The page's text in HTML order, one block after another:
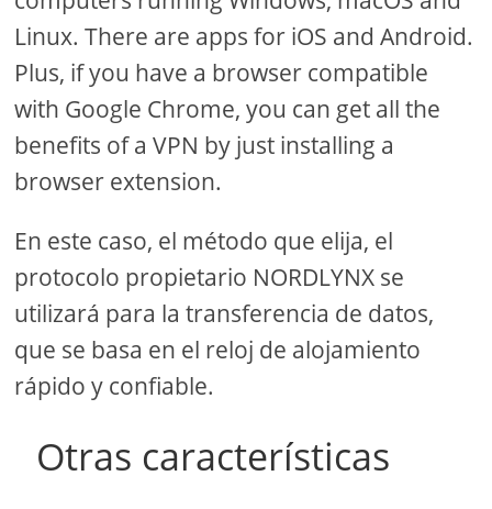
Linux. There are apps for iOS and Android.
Plus, if you have a browser compatible
with Google Chrome, you can get all the
benefits of a VPN by just installing a
browser extension.
En este caso, el método que elija, el
protocolo propietario NORDLYNX se
utilizará para la transferencia de datos,
que se basa en el reloj de alojamiento
rápido y confiable.
Otras características